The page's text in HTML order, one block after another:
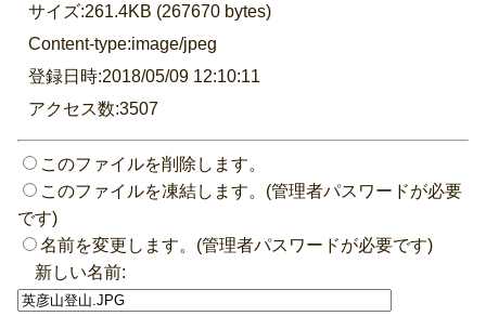
サイズ:261.4KB (267670 bytes)
Content-type:image/jpeg
登録日時:2018/05/09 12:10:11
アクセス数:3507
このファイルを削除します。
このファイルを凍結します。(管理者パスワードが必要
です)
名前を変更します。(管理者パスワードが必要です)
新しい名前: